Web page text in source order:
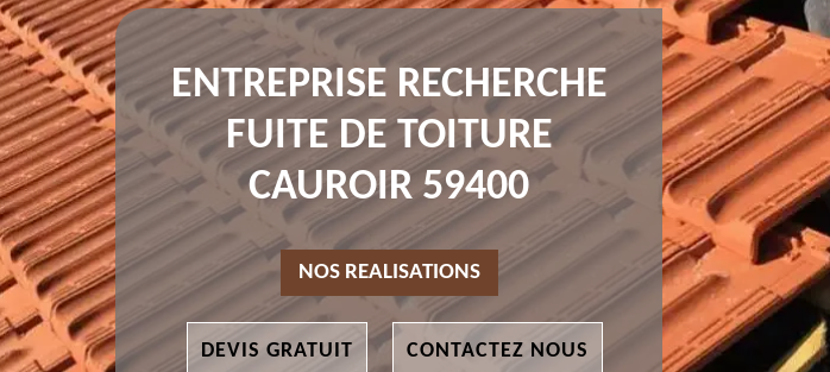
ENTREPRISE RECHERCHE
FUITE DE TOITURE
CAUROIR 59400
NOS REALISATIONS
DEVIS GRATUIT CONTACTEZ NOUS